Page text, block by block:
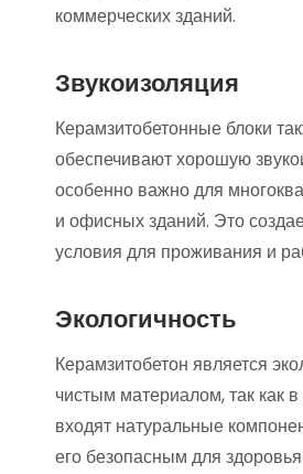
коммерческих зданий.
Звукоизоляция
Керамзитобетонные блоки
обеспечивают хорошую
особенно важно для
и офисных зданий. Это
условия для проживания и
Экологичность
Керамзитобетон является
чистым материалом, так как в
входят натуральные
его безопасным для